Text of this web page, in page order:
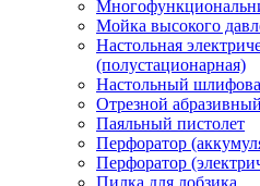
Мойка высокого
Настольная
(полустационарная)
Настольный
Отрезной
Паяльный пистолет
Перфоратор
Перфоратор
Пилка для лобзика